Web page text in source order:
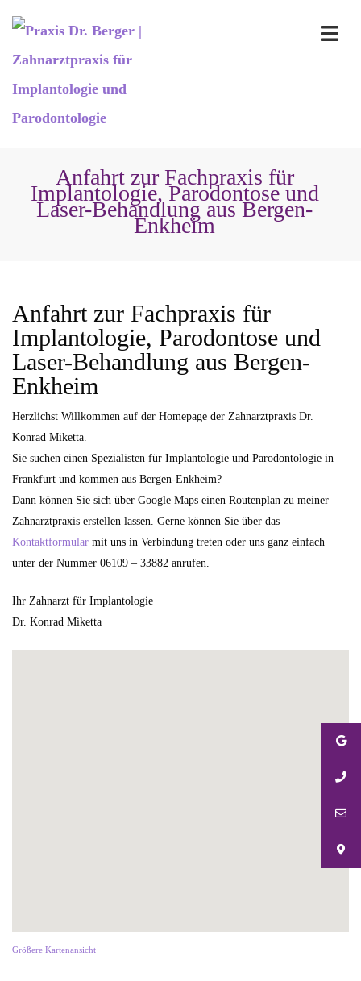
Anfahrt zur Fachpraxis für
Implantologie, Parodontose und
Laser-Behandlung aus Bergen-
Enkheim
Anfahrt zur Fachpraxis für
Implantologie, Parodontose und
Laser-Behandlung aus Bergen-
Enkheim
Herzlichst Willkommen auf der Homepage der Zahnarztpraxis Dr.
Konrad Miketta.
Sie suchen einen Spezialisten für Implantologie und Parodontologie in
Frankfurt und kommen aus Bergen-Enkheim?
Dann können Sie sich über Google Maps einen Routenplan zu meiner
Zahnarztpraxis erstellen lassen. Gerne können Sie über das
Kontaktformular mit uns in Verbindung treten oder uns ganz einfach
unter der Nummer 06109 – 33882 anrufen.
Ihr Zahnarzt für Implantologie
Dr. Konrad Miketta
Größere Kartenansicht